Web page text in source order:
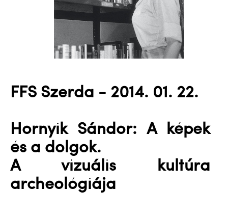
FFS Szerda - 2014. 01. 22.
Hornyik Sándor: A képek
és a dolgok.
A vizuális kultúra
archeológiája